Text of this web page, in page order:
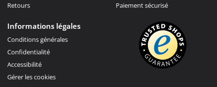
Retours
Paiement sécurisé
Informations légales
Conditions générales
Confidentialité
Accessibilité
Gérer les cookies